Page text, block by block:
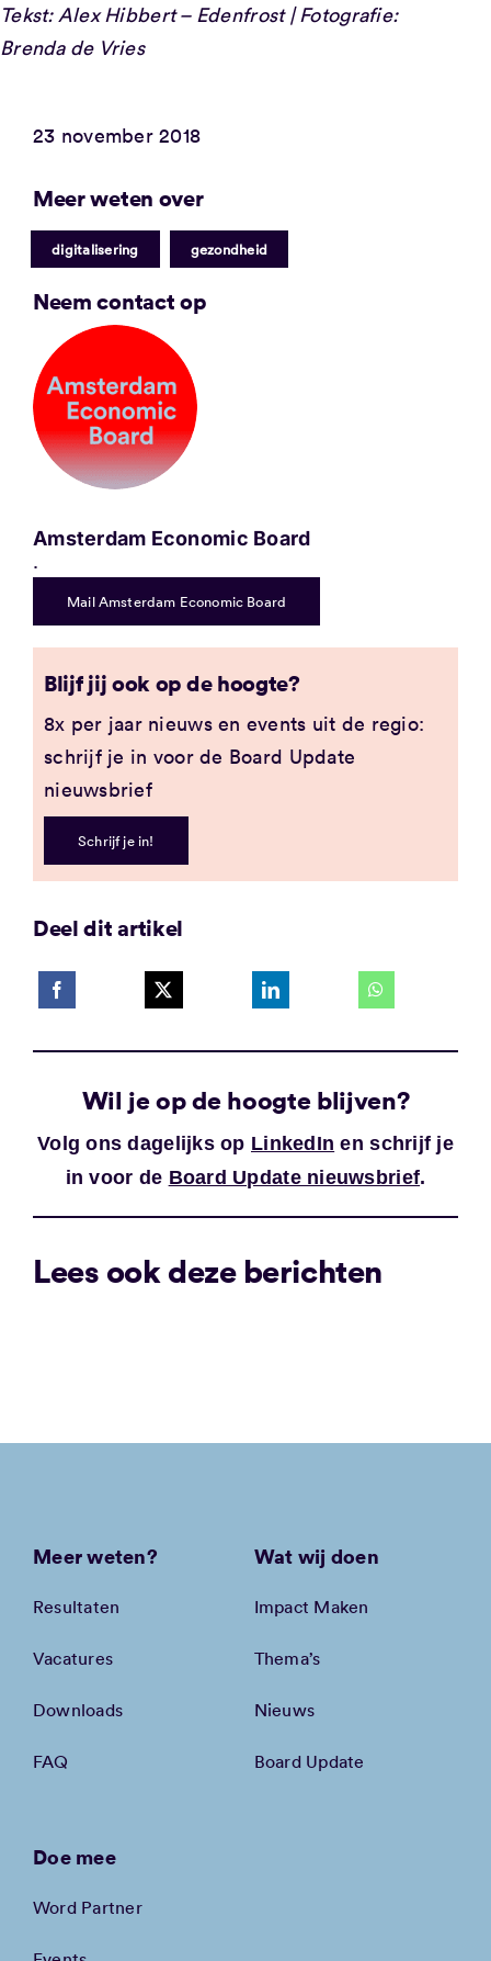
Tekst: Alex Hibbert – Edenfrost | Fotografie:
Brenda de Vries
23 november 2018
Meer weten over
digitalisering gezondheid
Neem contact op
Amsterdam Economic Board
.
Mail Amsterdam Economic Board
Blijf jij ook op de hoogte?
8x per jaar nieuws en events uit de regio:
schrijf je in voor de Board Update
nieuwsbrief
Schrijf je in!
Deel dit artikel
Wil je op de hoogte blijven?
Volg ons dagelijks op LinkedIn en schrijf je
in voor de Board Update nieuwsbrief.
Lees ook deze berichten
Meer weten?
Resultaten
Vacatures
Downloads
FAQ
Wat wij doen
Impact Maken
Thema’s
Nieuws
Board Update
Doe mee
Word Partner